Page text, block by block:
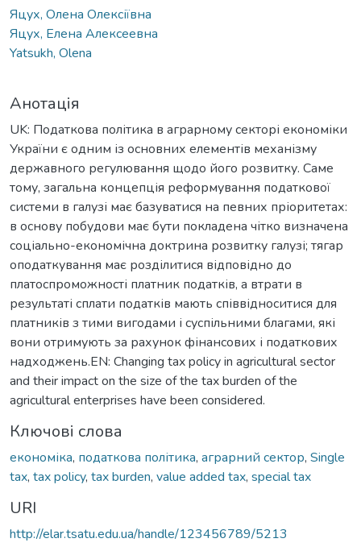
Яцух, Олена Олексіївна
Яцух, Елена Алексеевна
Yatsukh, Olena
Анотація
UK: Податкова політика в аграрному секторі економіки
України є одним із основних елементів механізму
державного регулювання щодо його розвитку. Саме
тому, загальна концепція реформування податкової
системи в галузі має базуватися на певних пріоритетах:
в основу побудови має бути покладена чітко визначена
соціально-економічна доктрина розвитку галузі; тягар
оподаткування має розділитися відповідно до
платоспроможності платник податків, а втрати в
результаті сплати податків мають співвідноситися для
платників з тими вигодами і суспільними благами, які
вони отримують за рахунок фінансових і податкових
надходжень.EN: Changing tax policy in agricultural sector
and their impact on the size of the tax burden of the
agricultural enterprises have been considered.
Ключові слова
економіка, податкова політика, аграрний сектор, Single
tax, tax policy, tax burden, value added tax, special tax
URI
http://elar.tsatu.edu.ua/handle/123456789/5213